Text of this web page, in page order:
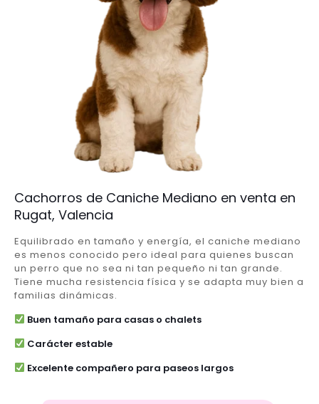
Cachorros de Caniche Mediano en venta en
Rugat, Valencia
Equilibrado en tamaño y energía, el caniche mediano
es menos conocido pero ideal para quienes buscan
un perro que no sea ni tan pequeño ni tan grande.
Tiene mucha resistencia física y se adapta muy bien a
familias dinámicas.
Buen tamaño para casas o chalets
Carácter estable
Excelente compañero para paseos largos